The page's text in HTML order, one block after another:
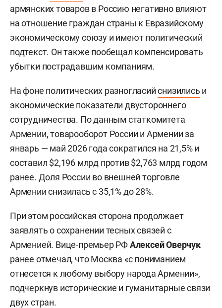
армянских товаров в Россию негативно влияют
на отношение граждан страны к Евразийскому
экономическому союзу и имеют политический
подтекст. Он также пообещал компенсировать
убытки пострадавшим компаниям.
На фоне политических разногласийснизились и
экономические показатели двустороннего
сотрудничества. По данным статкомитета
Армении, товарооборот России и Армении за
январь — май 2026 года сократился на 21,5% и
составил $2,196 млрд против $2,763 млрд годом
ранее. Доля России во внешней торговле
Армении снизилась с 35,1% до 28%.
При этом российская сторона продолжает
заявлять о сохранении тесных связей с
Арменией. Вице-премьер РФАлексей Оверчук
ранее отмечал, что Москва «с пониманием
отнесется к любому выбору народа Армении»,
подчеркнув исторические и гуманитарные связи
двух стран.